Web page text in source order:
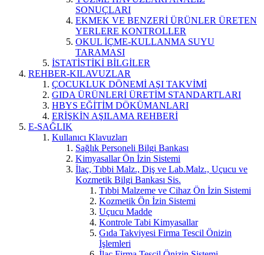
SONUÇLARI
EKMEK VE BENZERİ ÜRÜNLER ÜRETEN
YERLERE KONTROLLER
OKUL İÇME-KULLANMA SUYU
TARAMASI
İSTATİSTİKİ BİLGİLER
REHBER-KILAVUZLAR
ÇOCUKLUK DÖNEMİ AŞI TAKVİMİ
GIDA ÜRÜNLERİ ÜRETİM STANDARTLARI
HBYS EĞİTİM DÖKÜMANLARI
ERİŞKİN AŞILAMA REHBERİ
E-SAĞLIK
Kullanıcı Klavuzları
Sağlık Personeli Bilgi Bankası
Kimyasallar Ön İzin Sistemi
İlaç, Tıbbi Malz., Diş ve Lab.Malz., Uçucu ve
Kozmetik Bilgi Bankası Sis.
Tıbbi Malzeme ve Cihaz Ön İzin Sistemi
Kozmetik Ön İzin Sistemi
Uçucu Madde
Kontrole Tabi Kimyasallar
Gıda Takviyesi Firma Tescil Önizin
İşlemleri